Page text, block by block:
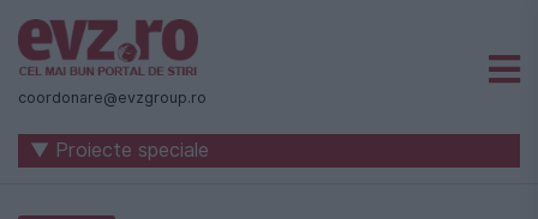
Știri
naționale
internaționale
coordonare@evzgroup.ro
▼ Proiecte speciale